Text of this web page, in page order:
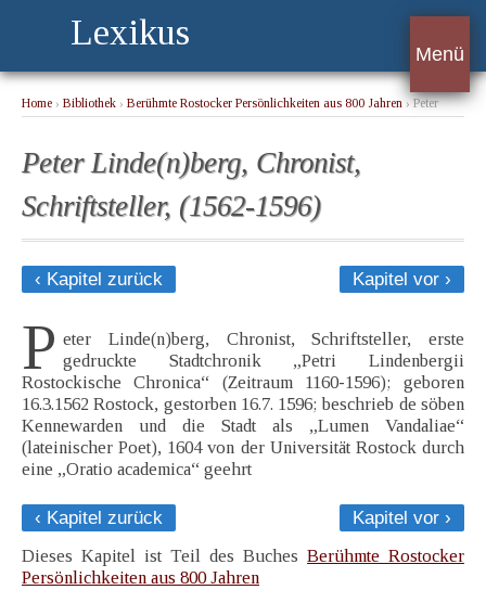
Lexikus
Menü
Home › Bibliothek › Berühmte Rostocker Persönlichkeiten aus 800 Jahren › Peter
Peter Linde(n)berg, Chronist,
Schriftsteller, (1562-1596)
‹ Kapitel zurück Kapitel vor ›
P eter Linde(n)berg, Chronist, Schriftsteller, erste
gedruckte Stadtchronik „Petri Lindenbergii
Rostockische Chronica“ (Zeitraum 1160-1596); geboren
16.3.1562 Rostock, gestorben 16.7. 1596; beschrieb de söben
Kennewarden und die Stadt als „Lumen Vandaliae“
(lateinischer Poet), 1604 von der Universität Rostock durch
eine „Oratio academica“ geehrt
‹ Kapitel zurück
Kapitel vor ›
Dieses Kapitel ist Teil des Buches Berühmte Rostocker
Persönlichkeiten aus 800 Jahren